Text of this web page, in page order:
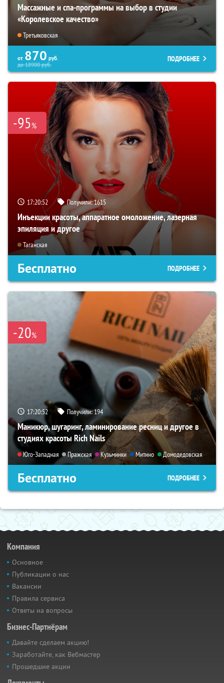
Массажные и спа-программы на выбор в студии
«Королевское качество»
Третьяковская
от 870 руб.
до18900руб.
ПОДРОБНЕЕ
-95%
17:20:51 Получили:1615
Инъекции красоты, аппаратное омоложение, лазерная
эпиляция и другое
Таганская
Бесплатно ПОДРОБНЕЕ
-20%
17:20:51 Получили:194
Маникюр, шугаринг, ламинирование ресниц и другое в
студиях красоты Rich Nails
Юго-Западная Пражская Кузьминки Митино Домодедовская
Бесплатно ПОДРОБНЕЕ
Компания
Основное
Публикации о нас
Вакансии
Правила сервиса
Ответы на вопросы
Бизнес-Партнёрам
Давайте сделаем акцию!
Заработайте, как Вебмастер
Прошедшие акции